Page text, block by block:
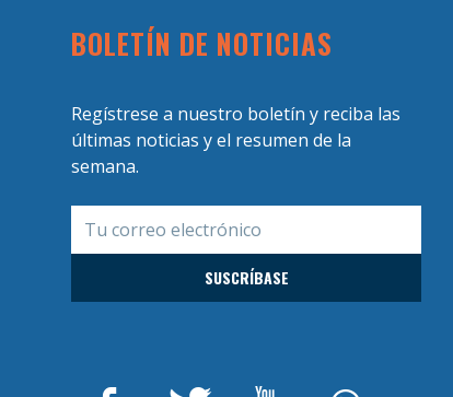
BOLETÍN DE NOTICIAS
Regístrese a nuestro boletín y reciba las
últimas noticias y el resumen de la
semana.